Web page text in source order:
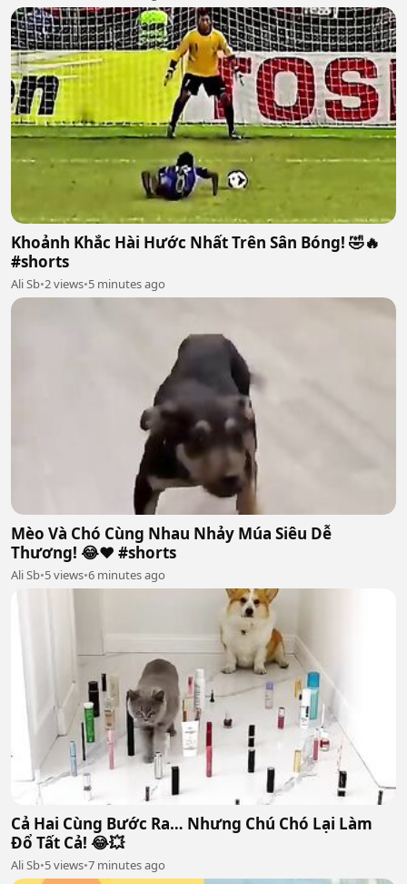
Khoảnh Khắc Hài Hước Nhất Trên Sân Bóng! 🤣🔥
#shorts
Ali Sb•2 views•5 minutes ago
Mèo Và Chó Cùng Nhau Nhảy Múa Siêu Dễ
Thương! 😂❤️ #shorts
Ali Sb•5 views•6 minutes ago
Cả Hai Cùng Bước Ra… Nhưng Chú Chó Lại Làm
Đổ Tất Cả! 😂💥
Ali Sb•5 views•7 minutes ago